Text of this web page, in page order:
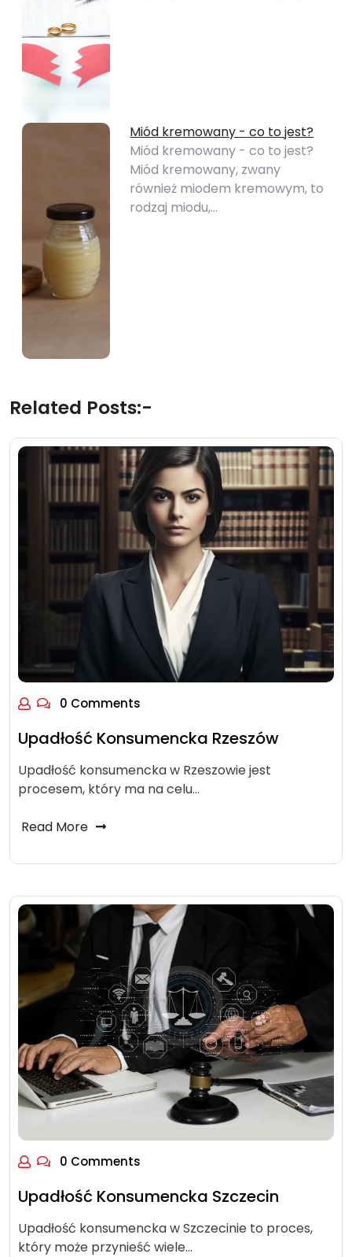
Miód kremowany - co to jest?
Miód kremowany - co to jest?
Miód kremowany, zwany
również miodem kremowym, to
rodzaj miodu,…
Related Posts:-
0 Comments
Upadłość Konsumencka Rzeszów
Upadłość konsumencka w Rzeszowie jest
procesem, który ma na celu…
Read More
0 Comments
Upadłość Konsumencka Szczecin
Upadłość konsumencka w Szczecinie to proces,
który może przynieść wiele…